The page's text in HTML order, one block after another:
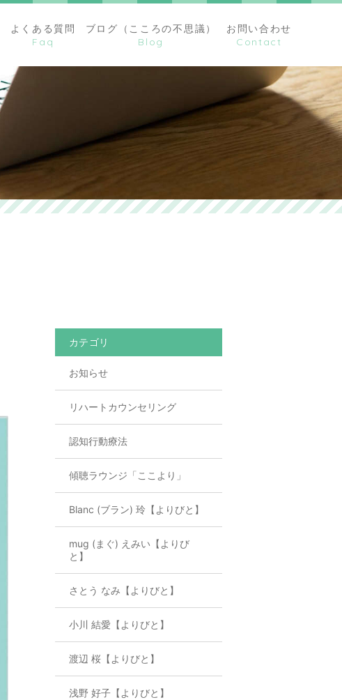
よくある質問 ブログ（こころの不思議） お問い合わせ
カテゴリ
お知らせ
リハートカウンセリング
認知行動療法
傾聴ラウンジ「ここより」
Blanc (ブラン) 玲【よりびと】
mug (まぐ) えみい【よりび
と】
さとう なみ【よりびと】
小川 結愛【よりびと】
渡辺 桜【よりびと】
浅野 好子【よりびと】